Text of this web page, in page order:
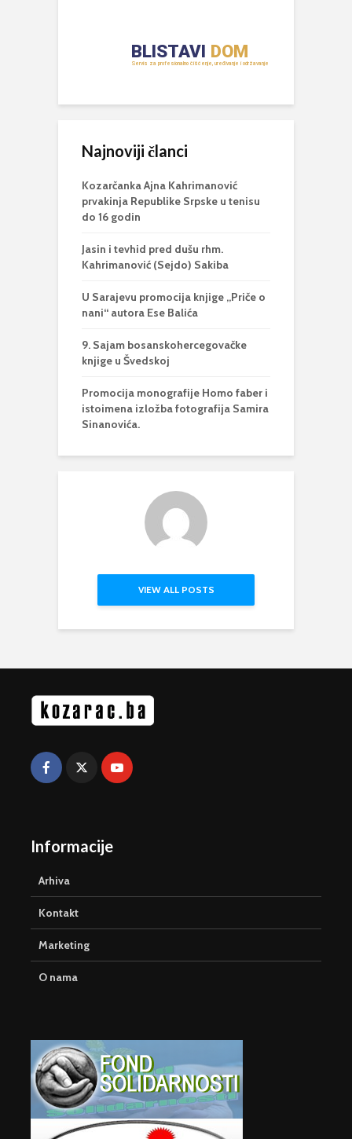
Najnoviji članci
Kozarčanka Ajna Kahrimanović
prvakinja Republike Srpske u tenisu
do 16 godin
Jasin i tevhid pred dušu rhm.
Kahrimanović (Sejdo) Sakiba
U Sarajevu promocija knjige „Priče o
nani“ autora Ese Balića
9. Sajam bosanskohercegovačke
knjige u Švedskoj
Promocija monografije Homo faber i
istoimena izložba fotografija Samira
Sinanovića.
VIEW ALL POSTS
Informacije
Arhiva
Kontakt
Marketing
O nama